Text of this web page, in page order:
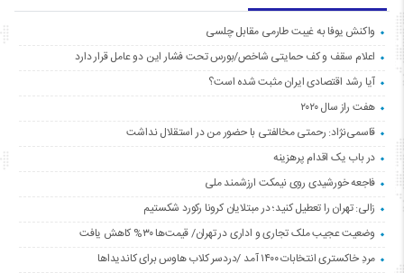
واکنش یوفا به غیبت طارمی مقابل چلسی
اعلام سقف و کف حمایتی شاخص/بورس تحت فشار این دو عامل قرار دارد
آیا رشد اقتصادی ایران مثبت شده است؟
هفت راز سال ۲۰۲۰
قاسمی‌نژاد: رحمتی مخالفتی با حضور من در استقلال نداشت
در باب یک اقدام پرهزینه
فاجعه خورشیدی روی نیمکت ارزشمند ملی
زالی: تهران را تعطیل کنید؛ در مبتلایان کرونا رکورد شکستیم
وضعیت عجیب ملک تجاری و اداری در تهران/ قیمت‌ها ۳۰% کاهش یافت
مردِ خاکستری انتخابات ۱۴۰۰ آمد /دردسر کلاب هاوس برای کاندیداها